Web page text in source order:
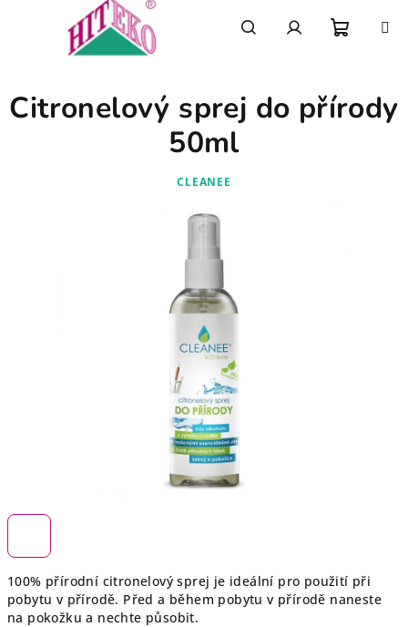
košík
100% přírodní citronelový sprej je ideální pro použití při
pobytu v přírodě. Před a během pobytu v přírodě naneste
na pokožku a nechte působit.
Citronelový sprej do přírody
50ml
CLEANEE